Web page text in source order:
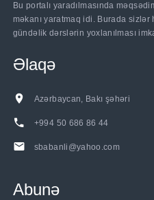
Bu portalı yaradılmasında
məkanı yaratmaq idi. Burada
gündəlik dərslərin yoxlanılması
Əlaqə
Azərbaycan, Bakı şəhəri
+994 50 686 86 44
sbabanli@yahoo.com
Abunə